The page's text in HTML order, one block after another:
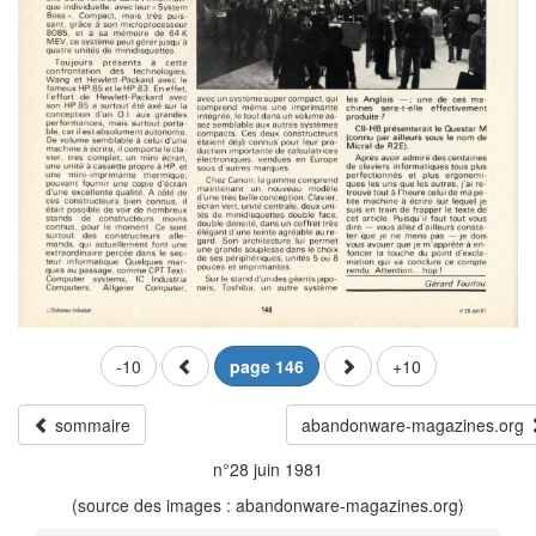
-10 page 146 +10
sommaire
abandonware-magazines.org
n°28 juin 1981
(source des images : abandonware-magazines.org)